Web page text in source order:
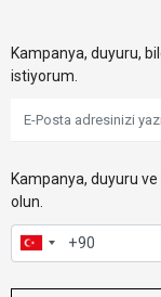
Kampanya, duyuru,
istiyorum.
Kampanya, duyuru
olun.